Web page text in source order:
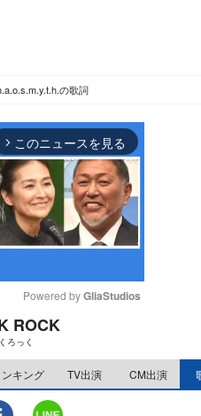
の歌詞
arrow_forward_ios このニュースを見る
e
Powered by GliaStudios
ROCK
ろっく
ンキング TV出演 CM出演